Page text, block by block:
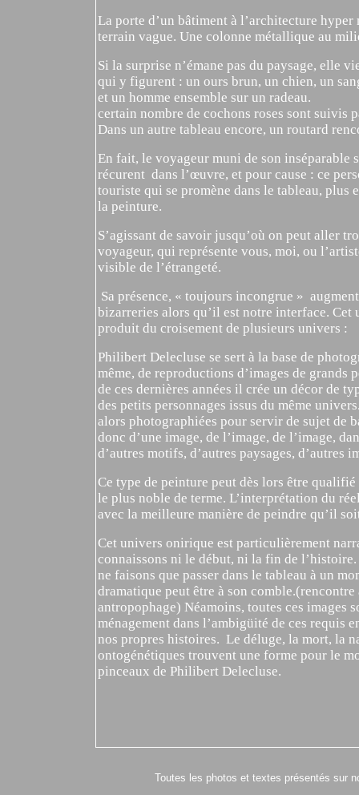
La porte d’un bâtiment à l’architecture hyper
terrain vague. Une colonne métallique au
Si la surprise n’émane pas du paysage, elle
qui y figurent : un ours brun, un chien, un
et un homme ensemble sur un radeau.
certain nombre de cochons roses sont suivis
Dans un autre tableau encore, un routard
En fait, le voyageur muni de son inséparable
récurent dans l’œuvre, et pour cause : ce
touriste qui se promène dans le tableau, plus
la peinture.
S’agissant de savoir jusqu’où on peut aller
voyageur, qui représente vous, moi, ou
visible de l’étrangeté.
Sa présence, « toujours incongrue »
bizarreries alors qu’il est notre interface.
produit du croisement de plusieurs univers :
Philibert Delecluse se sert à la base de
même, de reproductions d’images de grands
de ces dernières années il crée un décor de
des petits personnages issus du même
alors photographiées pour servir de sujet de
donc d’une image, de l’image, de l’image,
d’autres motifs, d’autres paysages, d’autres
Ce type de peinture peut dès lors être qualifié
le plus noble de terme. L’interprétation du
avec la meilleure manière de peindre qu’il
Cet univers onirique est particulièrement
connaissons ni le début, ni la fin de
ne faisons que passer dans le tableau à un
dramatique peut être à son comble.(rencontre
antropophage) Néamoins, toutes ces images
ménagement dans l’ambigüité de ces requis
nos propres histoires. Le déluge, la mort, la
ontogénétiques trouvent une forme pour le
pinceaux de Philibert Delecluse.
Toutes les photos et textes présentés sur